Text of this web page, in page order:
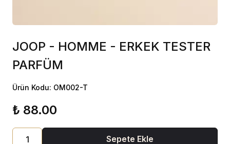
JOOP - HOMME - ERKEK TESTER
PARFÜM
Ürün Kodu: OM002-T
₺ 88.00
Sepete Ekle